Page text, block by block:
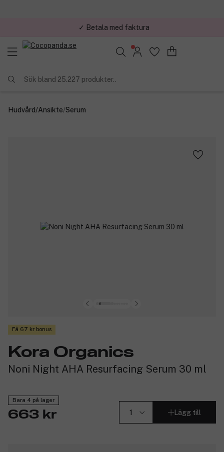
✓ Betala med faktura
✓ Trygg E-handel
Sök bland 25.227 produkter..
Hudvård/Ansikte/Serum
Få 67 kr bonus
Kora Organics
Noni Night AHA Resurfacing Serum 30 ml
Bara 4 på lager
663 kr Lägg till